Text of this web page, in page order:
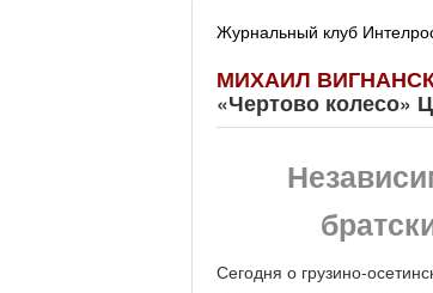
Журнальный клуб
МИХАИЛ
«Чертово колесо»
Сегодня о грузино-